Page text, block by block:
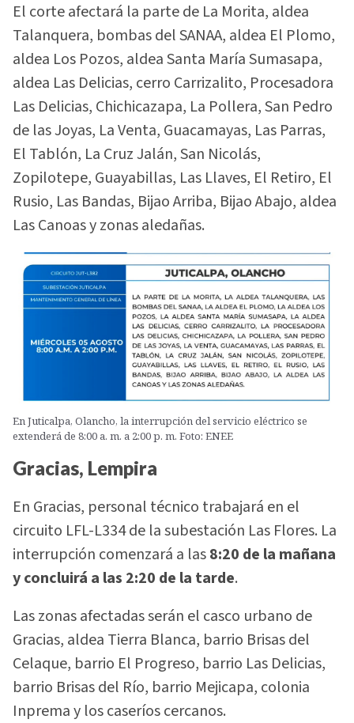
El corte afectará la parte de La Morita, aldea
Talanquera, bombas del SANAA, aldea El Plomo,
aldea Los Pozos, aldea Santa María Sumasapa,
aldea Las Delicias, cerro Carrizalito, Procesadora
Las Delicias, Chichicazapa, La Pollera, San Pedro
de las Joyas, La Venta, Guacamayas, Las Parras,
El Tablón, La Cruz Jalán, San Nicolás,
Zopilotepe, Guayabillas, Las Llaves, El Retiro, El
Rusio, Las Bandas, Bijao Arriba, Bijao Abajo, aldea
Las Canoas y zonas aledañas.
En Juticalpa, Olancho, la interrupción del servicio eléctrico se
extenderá de 8:00 a. m. a 2:00 p. m. Foto: ENEE
Gracias, Lempira
En Gracias, personal técnico trabajará en el
circuito LFL-L334 de la subestación Las Flores. La
interrupción comenzará a las8:20 de la mañana
y concluirá a las 2:20 de la tarde.
Las zonas afectadas serán el casco urbano de
Gracias, aldea Tierra Blanca, barrio Brisas del
Celaque, barrio El Progreso, barrio Las Delicias,
barrio Brisas del Río, barrio Mejicapa, colonia
Inprema y los caseríos cercanos.